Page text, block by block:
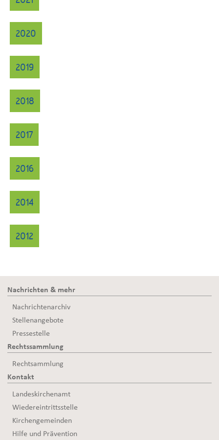
2020
2019
2018
2017
2016
2014
2012
Nachrichten & mehr
Nachrichtenarchiv
Stellenangebote
Pressestelle
Rechtssammlung
Rechtsammlung
Kontakt
Landeskirchenamt
Wiedereintrittsstelle
Kirchengemeinden
Hilfe und Prävention